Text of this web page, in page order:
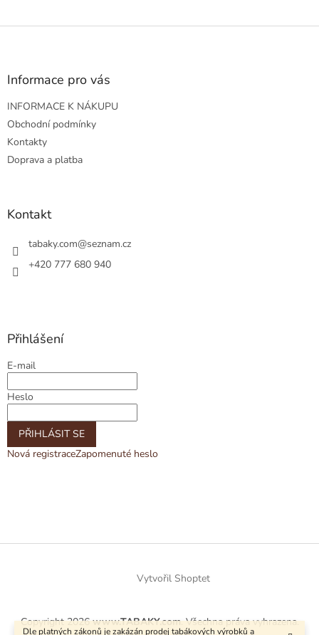
Dle platných zákonů je zakázán prodej tabákových výrobků a
Z
Informace pro vás
INFORMACE K NÁKUPU
Obchodní podmínky
Kontakty
Doprava a platba
Kontakt
tabaky.com@seznam.cz
+420 777 680 940
Přihlášení
E-mail
Heslo
PŘIHLÁSIT SE
Nová registraceZapomenuté heslo
Vytvořil Shoptet
Copyright 2026www.TABAKY.com. Všechna práva vyhrazena.